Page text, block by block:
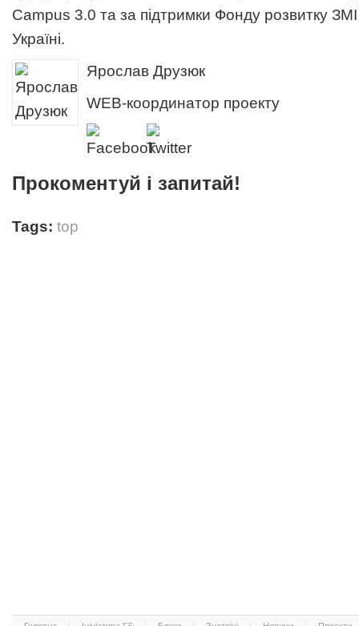
Campus 3.0 та за підтримки Фонду розвитку
Україні.
Ярослав Друзюк
WEB-координатор проекту
Прокоментуй і запитай!
Tags: top